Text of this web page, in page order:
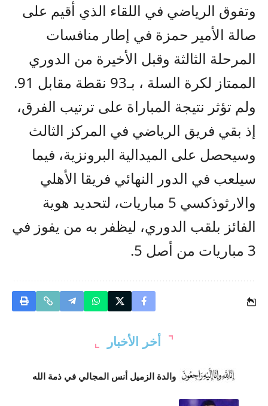
وتفوق الرياضي في اللقاء الذي أقيم على
صالة الأمير حمزة في إطار منافسات
المرحلة الثالثة وقبل الأخيرة من الدوري
الممتاز لكرة السلة ، بـ93 نقطة مقابل 91.
ولم تؤثر نتيجة المباراة على ترتيب الفرق،
إذ بقي فريق الرياضي في المركز الثالث
وسيحصل على الميدالية البرونزية، فيما
سيلعب في الدور النهائي فريقا الأهلي
والارثوذكسي 5 مباريات، لتحديد هوية
الفائز بلقب الدوري، ليظفر به من يفوز في
3 مباريات من أصل 5.
أخر الأخبار
والدة الزميل أنس المجالي في ذمة الله